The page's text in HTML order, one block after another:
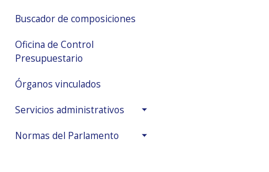
Buscador de composiciones
Oficina de Control
Presupuestario
Órganos vinculados
Servicios administrativos
Normas del Parlamento